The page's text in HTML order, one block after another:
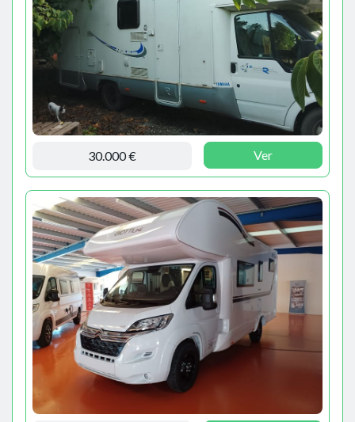
30.000 € Ver